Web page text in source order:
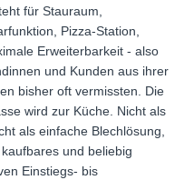
für Stauraum,
Pizza-Station,
Erweiterbarkeit - also
und Kunden aus ihrer
bisher oft vermissten. Die
wird zur Küche. Nicht als
als einfache Blechlösung,
und beliebig
Einstiegs- bis